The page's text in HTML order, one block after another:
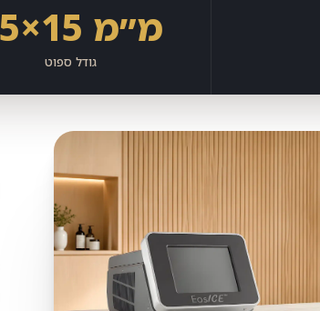
15×15 מ״מ
גודל ספוט